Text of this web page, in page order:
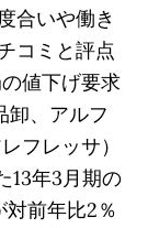
合いや働き
コミと評点
値下げ要求
卸、アルフ
フレッサ）
13年3月期の
前年比2％